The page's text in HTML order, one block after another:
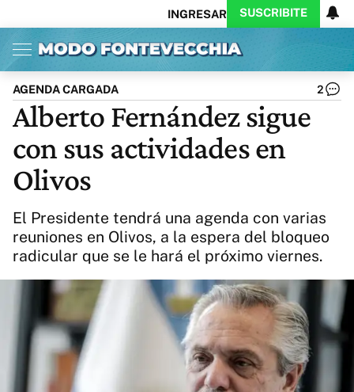
INGRESAR SUSCRIBITE
Inicio Ahora
Opinión
Política
Ciencia
Cultura
Arte
Educación
Clima
Deportes
CARAS
Exitoina
Turismo
Videos
Business
Noticias
Caras
Exitoina
Gaming
Vivo
Diario del Juicio
Actualidad
AGENDA CARGADA 2
Alberto Fernández sigue
con sus actividades en
Olivos
El Presidente tendrá una agenda con varias
reuniones en Olivos, a la espera del bloqueo
radicular que se le hará el próximo viernes.